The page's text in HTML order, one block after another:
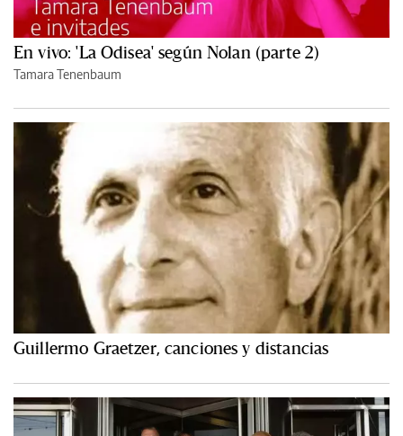
En vivo: 'La Odisea' según Nolan (parte 2)
Tamara Tenenbaum
Guillermo Graetzer, canciones y distancias